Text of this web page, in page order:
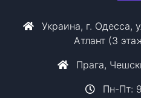
Украина, г. Одесса,
Атлант (3
Прага,
Пн-Пт: